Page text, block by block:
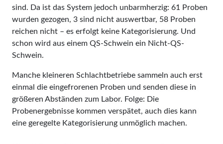
sind. Da ist das System jedoch unbarmherzig: 61 Proben
wurden gezogen, 3 sind nicht auswertbar, 58 Proben
reichen nicht – es erfolgt keine Kategorisierung. Und
schon wird aus einem QS-Schwein ein Nicht-QS-
Schwein.
Manche kleineren Schlachtbetriebe sammeln auch erst
einmal die eingefrorenen Proben und senden diese in
größeren Abständen zum Labor. Folge: Die
Probenergebnisse kommen verspätet, auch dies kann
eine geregelte Kategorisierung unmöglich machen.